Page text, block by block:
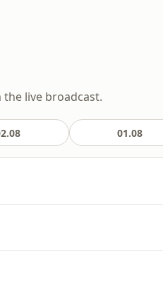
live broadcast.
01.08